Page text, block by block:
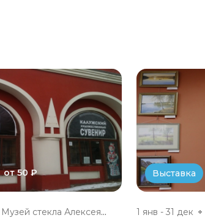
от 50 ₽
Музей стекла Алексея Зеля
Выставка
1 янв - 31 дек